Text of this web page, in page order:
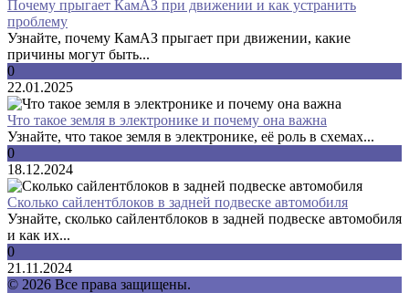
Почему прыгает КамАЗ при движении и как устранить
проблему
Узнайте, почему КамАЗ прыгает при движении, какие
причины могут быть...
0
22.01.2025
Что такое земля в электронике и почему она важна
Узнайте, что такое земля в электронике, её роль в схемах...
0
18.12.2024
Сколько сайлентблоков в задней подвеске автомобиля
Узнайте, сколько сайлентблоков в задней подвеске автомобиля
и как их...
0
21.11.2024
© 2026 Все права защищены.